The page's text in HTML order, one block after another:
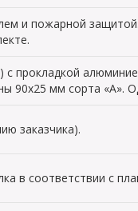
и пожарной
прокладкой
90х25 мм сорта «А».
заказчика).
в соответствии с